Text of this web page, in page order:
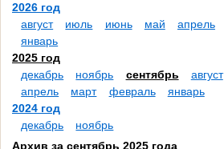
2026 год
август
июль июнь май апрель
январь
2025 год
декабрь
ноябрь сентябрь август
апрель
март февраль
январь
2024 год
декабрь
ноябрь
Архив за сентябрь 2025 года